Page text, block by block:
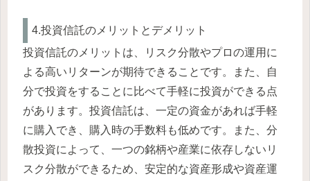
4.投資信託のメリットとデメリット
投資信託のメリットは、リスク分散やプロの運用に
よる高いリターンが期待できることです。また、自
分で投資をすることに比べて手軽に投資ができる点
があります。投資信託は、一定の資金があれば手軽
に購入でき、購入時の手数料も低めです。また、分
散投資によって、一つの銘柄や産業に依存しないリ
スク分散ができるため、安定的な資産形成や資産運